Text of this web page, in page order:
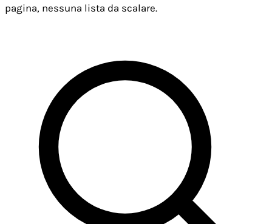
pagina, nessuna lista da scalare.